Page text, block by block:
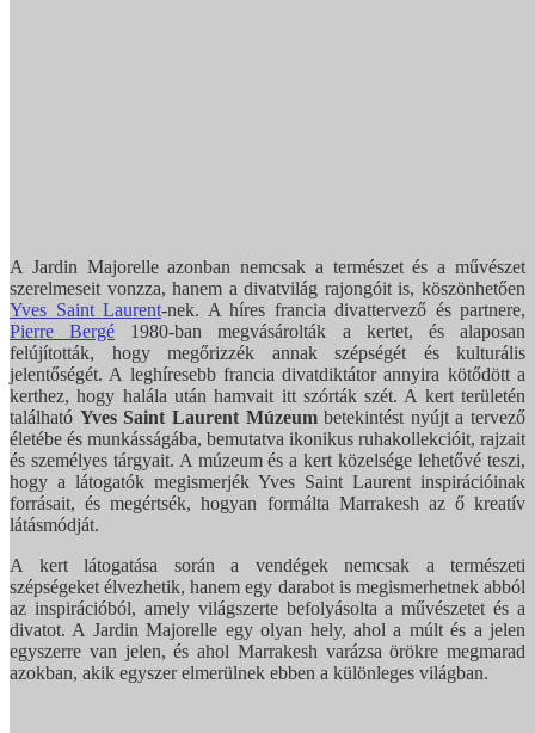
A Jardin Majorelle azonban nemcsak a természet és a művészet
szerelmeseit vonzza, hanem a divatvilág rajongóit is, köszönhetően
Yves Saint Laurent-nek. A híres francia divattervező és partnere,
Pierre Bergé 1980-ban megvásárolták a kertet, és alaposan
felújították, hogy megőrizzék annak szépségét és kulturális
jelentőségét. A leghíresebb francia divatdiktátor annyira kötődött a
kerthez, hogy halála után hamvait itt szórták szét. A kert területén
található Yves Saint Laurent Múzeumbetekintést nyújt a tervező
életébe és munkásságába, bemutatva ikonikus ruhakollekcióit, rajzait
és személyes tárgyait. A múzeum és a kert közelsége lehetővé teszi,
hogy a látogatók megismerjék Yves Saint Laurent inspirációinak
forrásait, és megértsék, hogyan formálta Marrakesh az ő kreatív
látásmódját.
A kert látogatása során a vendégek nemcsak a természeti
szépségeket élvezhetik, hanem egy darabot is megismerhetnek abból
az inspirációból, amely világszerte befolyásolta a művészetet és a
divatot. A Jardin Majorelle egy olyan hely, ahol a múlt és a jelen
egyszerre van jelen, és ahol Marrakesh varázsa örökre megmarad
azokban, akik egyszer elmerülnek ebben a különleges világban.